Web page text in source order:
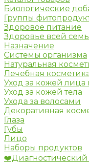
Биологические
Группы
Здоровое питание
Здоровье всей
Назначение
Системы организма
Натуральная
Лечебная
Уход за кожей
Уход за кожей тела
Ухода за волосами
Декоративная
Глаза
Губы
Лицо
Наборы продуктов
❤️Диагностический